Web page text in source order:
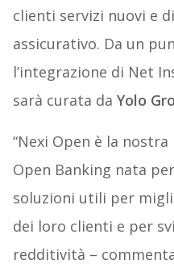
clienti servizi nuovi e
assicurativo. Da un
l’integrazione di Net
sarà curata da Yolo
“Nexi Open è la
Open Banking nata
soluzioni utili per
dei loro clienti e per
redditività –